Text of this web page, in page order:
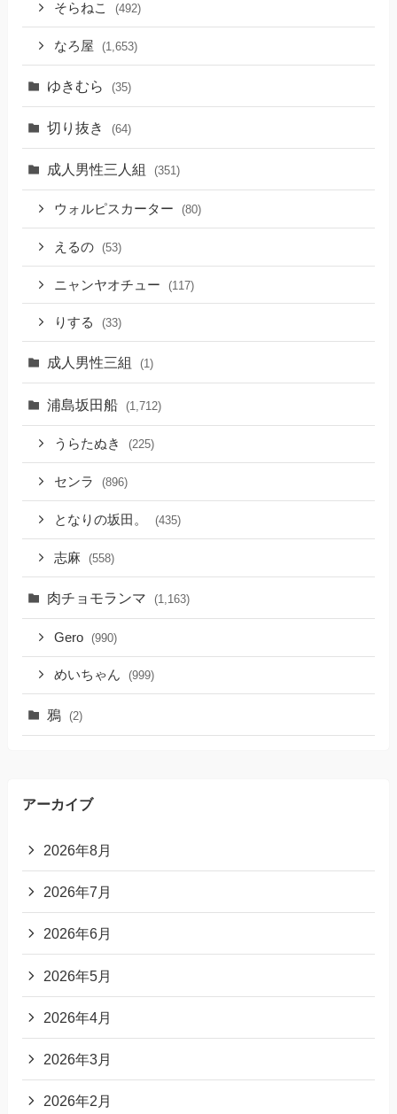
そらねこ (492)
なろ屋 (1,653)
ゆきむら (35)
切り抜き (64)
成人男性三人組 (351)
ウォルピスカーター (80)
えるの (53)
ニャンヤオチュー (117)
りする (33)
成人男性三組 (1)
浦島坂田船 (1,712)
うらたぬき (225)
センラ (896)
となりの坂田。 (435)
志麻 (558)
肉チョモランマ (1,163)
Gero (990)
めいちゃん (999)
鴉 (2)
アーカイブ
2026年8月
2026年7月
2026年6月
2026年5月
2026年4月
2026年3月
2026年2月